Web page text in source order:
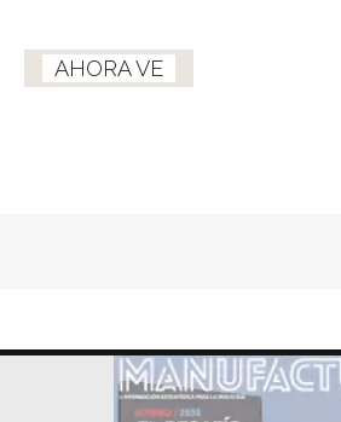
AHORA VE